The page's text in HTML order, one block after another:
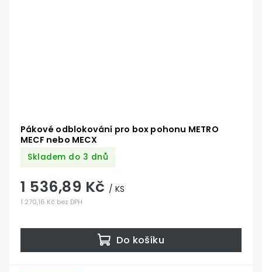
Pákové odblokování pro box pohonu METRO
MECF nebo MECX
Skladem do 3 dnů
1 270,16 Kč bez DPH
1 536,89 Kč / KS
Do košíku